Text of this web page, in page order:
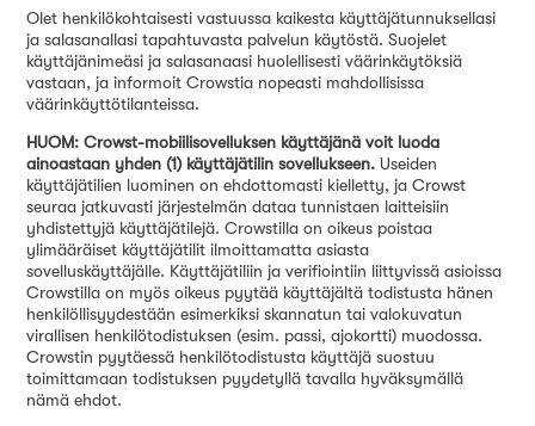
Olet henkilökohtaisesti vastuussa kaikesta käyttäjätunnuksellasi
ja salasanallasi tapahtuvasta palvelun käytöstä. Suojelet
käyttäjänimeäsi ja salasanaasi huolellisesti väärinkäytöksiä
vastaan, ja informoit Crowstia nopeasti mahdollisissa
väärinkäyttötilanteissa.
HUOM: Crowst-mobiilisovelluksen käyttäjänä voit luoda
ainoastaan yhden (1) käyttäjätilin sovellukseen. Useiden
käyttäjätilien luominen on ehdottomasti kielletty, ja Crowst
seuraa jatkuvasti järjestelmän dataa tunnistaen laitteisiin
yhdistettyjä käyttäjätilejä. Crowstilla on oikeus poistaa
ylimääräiset käyttäjätilit ilmoittamatta asiasta
sovelluskäyttäjälle. Käyttäjätiliin ja verifiointiin liittyvissä asioissa
Crowstilla on myös oikeus pyytää käyttäjältä todistusta hänen
henkilöllisyydestään esimerkiksi skannatun tai valokuvatun
virallisen henkilötodistuksen (esim. passi, ajokortti) muodossa.
Crowstin pyytäessä henkilötodistusta käyttäjä suostuu
toimittamaan todistuksen pyydetyllä tavalla hyväksymällä
nämä ehdot.